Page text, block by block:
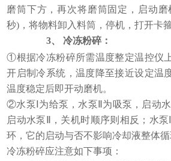
磨筒下方，再次将磨筒固定，启动
秒)，将物料卸入料筒，停机，打开卡
3、
冷冻粉碎：
①根据冷冻粉碎所需温度整定温控仪
开启制冷系统，温度降至接近设定温
温度稳定后即开动磨机。
②水泵Ⅰ为给泵，水泵Ⅱ为吸泵，启动
启动水泵Ⅱ，关机时顺序则相反；水
环，它的启动与否不影响冷却液整体循
冷冻粉碎应注意如下事项：